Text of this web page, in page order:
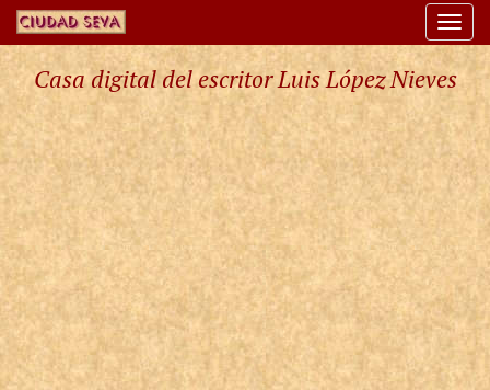
Casa digital del escritor Luis López Nieves